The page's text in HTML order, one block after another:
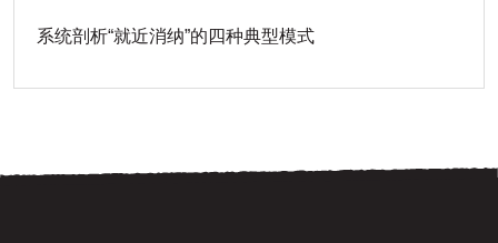
系统剖析“就近消纳”的四种典型模式